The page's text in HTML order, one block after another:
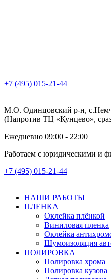
+7 (495) 015-21-44
М.О. Одинцовский р-н,
(Напротив ТЦ «Кунцево»,
Ежедневно 09:00 - 22:00
Работаем с юридическими и
+7 (495) 015-21-44
НАШИ РАБОТЫ
ПЛЕНКА
Оклейка плёнкой
Виниловая пленка
Оклейка
Шумоизоляция
ПОЛИРОВКА
Полировка хрома
Полировка кузова